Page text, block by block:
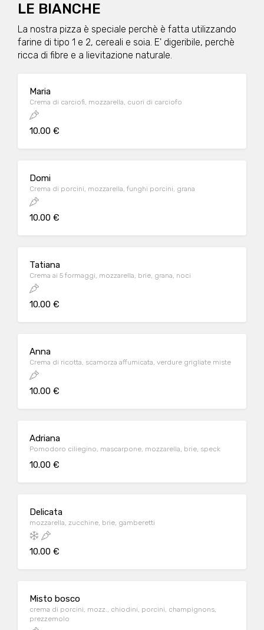
LE BIANCHE
La nostra pizza è speciale perchè è fatta utilizzando
farine di tipo 1 e 2, cereali e soia. E' digeribile, perchè
ricca di fibre e a lievitazione naturale.
Maria
Crema di carciofi, mozzarella, cuori di carciofo
10.00 €
Domi
Crema di porcini, mozzarella, funghi porcini, grana
10.00 €
Tatiana
Crema ai 5 formaggi, mozzarella, brie, grana, noci
10.00 €
Anna
Crema di ricotta, scamorza affumicata, verdure grigliate miste
10.00 €
Adriana
Pomodoro ciliegino, mascarpone, mozzarella, brie, speck
10.00 €
Delicata
mozzarella, zucchine, brie, gamberetti
10.00 €
Misto bosco
crema di porcini, mozz., chiodini, porcini, champignons,
prezzemolo